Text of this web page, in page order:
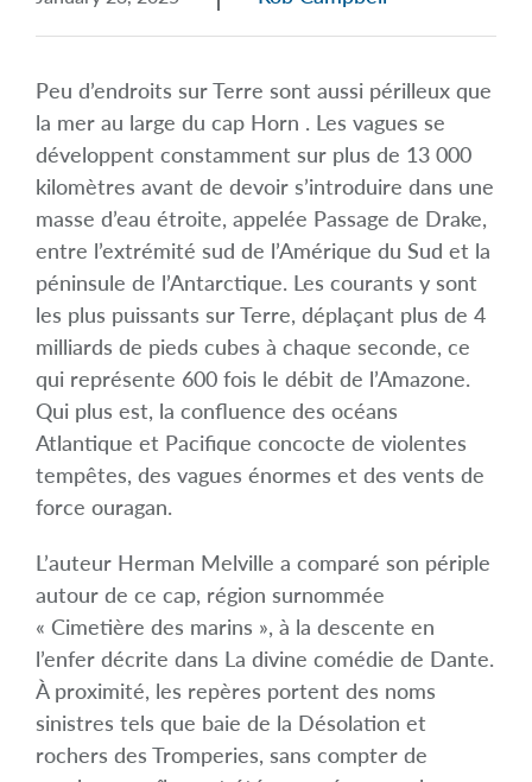
Peu d’endroits sur Terre sont aussi périlleux que
la mer au large du cap Horn . Les vagues se
développent constamment sur plus de 13 000
kilomètres avant de devoir s’introduire dans une
masse d’eau étroite, appelée Passage de Drake,
entre l’extrémité sud de l’Amérique du Sud et la
péninsule de l’Antarctique. Les courants y sont
les plus puissants sur Terre, déplaçant plus de 4
milliards de pieds cubes à chaque seconde, ce
qui représente 600 fois le débit de l’Amazone.
Qui plus est, la confluence des océans
Atlantique et Pacifique concocte de violentes
tempêtes, des vagues énormes et des vents de
force ouragan.
L’auteur Herman Melville a comparé son périple
autour de ce cap, région surnommée
« Cimetière des marins », à la descente en
l’enfer décrite dans La divine comédie de Dante.
À proximité, les repères portent des noms
sinistres tels que baie de la Désolation et
rochers des Tromperies, sans compter de